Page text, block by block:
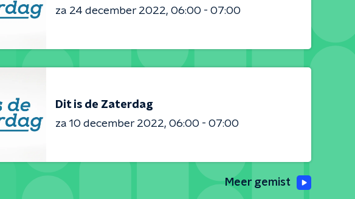
za 24 december 2022 06:00 - 07:00
Dit is de Zaterdag
za 10 december 2022 06:00 - 07:00
Meer gemist